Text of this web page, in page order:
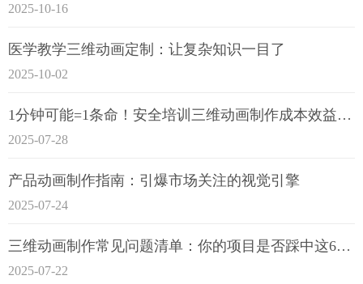
2025-10-16
医学教学三维动画定制：让复杂知识一目了
2025-10-02
1分钟可能=1条命！安全培训三维动画制作成本效益深度拆解
2025-07-28
产品动画制作指南：引爆市场关注的视觉引擎
2025-07-24
三维动画制作常见问题清单：你的项目是否踩中这6大技术雷区？
2025-07-22